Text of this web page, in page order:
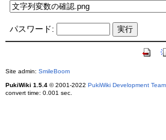
パスワード:
Site admin: SmileBoom
PukiWiki 1.5.4© 2001-2022 PukiWiki Development Team
convert time: 0.001 sec.